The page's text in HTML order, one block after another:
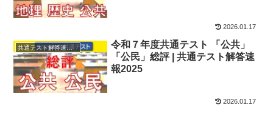
2026.01.17
共通テスト解答速報2025
令和７年度共通テスト 「公共」
「公民」総評 | 共通テスト解答速
報2025
2026.01.17